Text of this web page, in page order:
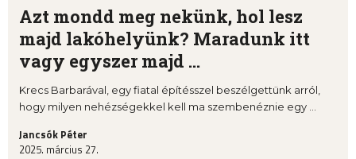
Azt mondd meg nekünk, hol lesz
majd lakóhelyünk? Maradunk itt
vagy egyszer majd ...
Krecs Barbarával, egy fiatal építésszel beszélgettünk arról,
hogy milyen nehézségekkel kell ma szembenéznie egy ...
Jancsók Péter
2025. március 27.